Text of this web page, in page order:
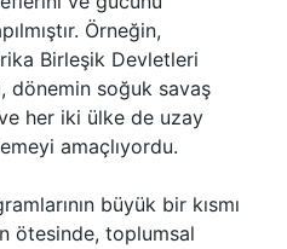
Örneğin,
Birleşik Devletleri
dönemin soğuk savaş
her iki ülke de uzay
amaçlıyordu.
büyük bir kısmı
ötesinde, toplumsal